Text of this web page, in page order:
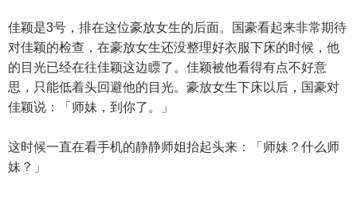
佳颖是3号，排在这位豪放女生的后面。国豪看起来非常期待
对佳颖的检查，在豪放女生还没整理好衣服下床的时候，他
的目光已经在往佳颖这边瞟了。佳颖被他看得有点不好意
思，只能低着头回避他的目光。豪放女生下床以后，国豪对
佳颖说：「师妹，到你了。」
这时候一直在看手机的静静师姐抬起头来：「师妹？什么师
妹？」